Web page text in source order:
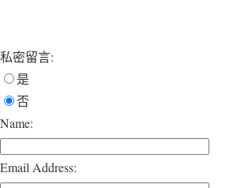
私密留言:
是
否
Name:
Email Address: